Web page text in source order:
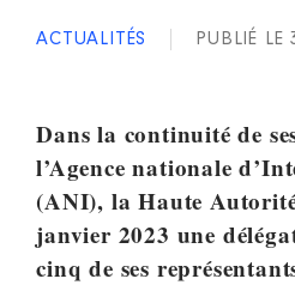
ACTUALITÉS PUBLIÉ LE
Dans la continuité de
l’Agence nationale
(ANI), la Haute
janvier 2023 une
cinq de ses